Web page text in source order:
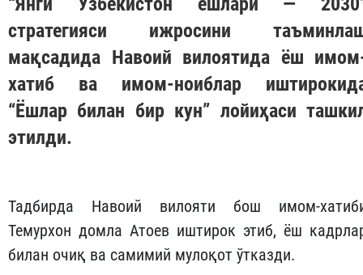
стратегияси ижросини
мақсадида Навоий вилоятида ёш
хатиб ва имом-ноиблар
“Ёшлар билан бир кун” лойиҳаси
этилди.
Тадбирда Навоий вилояти бош имом-
Темурхон домла Атоев иштирок этиб, ёш
билан очиқ ва самимий мулоқот ўтказди.